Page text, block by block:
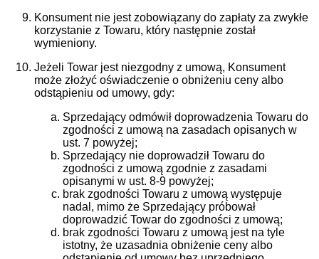
Konsument nie jest zobowiązany do zapłaty za zwykłe
korzystanie z Towaru, który następnie został
wymieniony.
Jeżeli Towar jest niezgodny z umową, Konsument
może złożyć oświadczenie o obniżeniu ceny albo
odstąpieniu od umowy, gdy:
Sprzedający odmówił doprowadzenia Towaru do
zgodności z umową na zasadach opisanych w
ust. 7 powyżej;
Sprzedający nie doprowadził Towaru do
zgodności z umową zgodnie z zasadami
opisanymi w ust. 8-9 powyżej;
brak zgodności Towaru z umową występuje
nadal, mimo że Sprzedający próbował
doprowadzić Towar do zgodności z umową;
brak zgodności Towaru z umową jest na tyle
istotny, że uzasadnia obniżenie ceny albo